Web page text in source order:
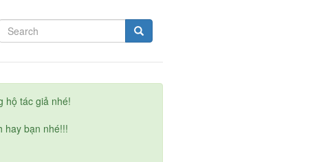
hộ tác giả nhé!
hay bạn nhé!!!